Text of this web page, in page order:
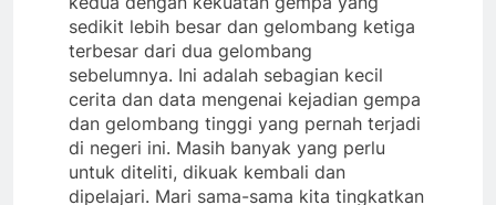
sedikit lebih besar dan gelombang ketiga
terbesar dari dua gelombang
sebelumnya. Ini adalah sebagian kecil
cerita dan data mengenai kejadian gempa
dan gelombang tinggi yang pernah terjadi
di negeri ini. Masih banyak yang perlu
untuk diteliti, dikuak kembali dan
dipelajari. Mari sama-sama kita tingkatkan